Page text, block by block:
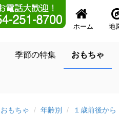
ホーム 地
季節の特集 おもちゃ
おもちゃ 年齢別 １歳前後から